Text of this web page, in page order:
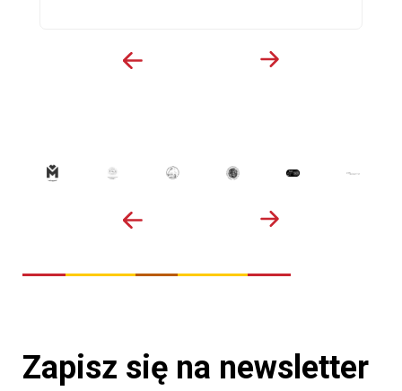
Zapisz się na newsletter